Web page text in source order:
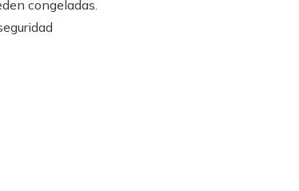
congeladas.